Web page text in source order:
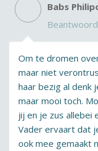
Babs
Om te dromen
maar niet
haar bezig al denk
maar mooi toch.
jij en je zus allebei
Vader ervaart dat
ook mee gemaakt